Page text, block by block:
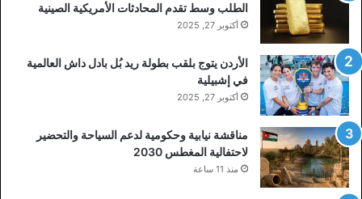
الطلب وسط تقدم المحادثات الأمريكية الصينية
أكتوبر 27, 2025
الأردن يتوج بلقب بطولة ريد بُل بادل داش العالمية
في إشبيلية
أكتوبر 27, 2025
مناقشة نيابية وحكومية لدعم السياحة والتحضير
لاحتفالية المغطس 2030
منذ 11 ساعة